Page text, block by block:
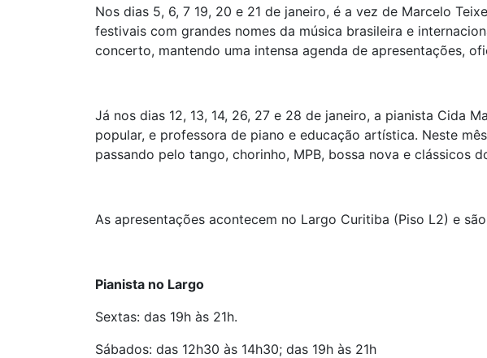
Nos dias 5, 6, 7 19, 20 e 21 de janeiro, é a vez de Marcelo
festivais com grandes nomes da música brasileira e
concerto, mantendo uma intensa agenda de apresentações,
Já nos dias 12, 13, 14, 26, 27 e 28 de janeiro, a pianista Cida
popular, e professora de piano e educação artística. Neste
passando pelo tango, chorinho, MPB, bossa nova e clássicos
As apresentações acontecem no Largo Curitiba (Piso L2) e
Pianista no Largo
Sextas: das 19h às 21h.
Sábados: das 12h30 às 14h30; das 19h às 21h